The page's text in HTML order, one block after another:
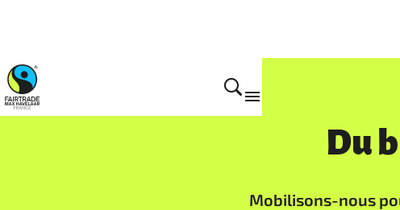
Actions et campagnes
Du
Mobilisons-nous